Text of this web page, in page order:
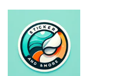
springen